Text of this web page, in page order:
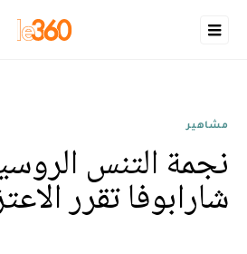
مشاهير
نجمة التنس
شارابوفا تقرر